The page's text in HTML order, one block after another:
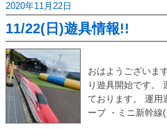
2020年11月22日
11/22(日)遊具情報!!
おはようございま
り遊具開始です。
ております。 運用
ーブ ・ミニ新幹線